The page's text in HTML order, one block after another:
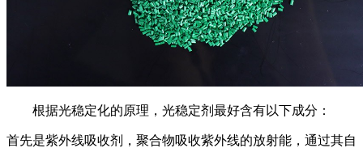
根据光稳定化的原理，光稳定剂最好含有以下成分：
首先是紫外线吸收剂，聚合物吸收紫外线的放射能，通过其自